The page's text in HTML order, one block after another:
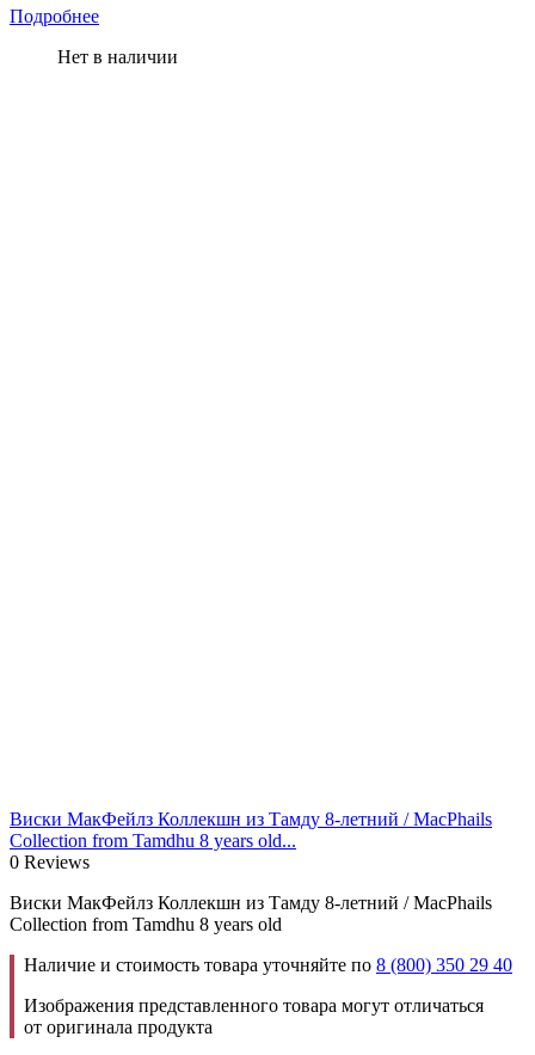
Подробнее
Нет в наличии
Виски МакФейлз Коллекшн из Тамду 8-летний / MacPhails
Collection from Tamdhu 8 years old...
0 Reviews
Виски МакФейлз Коллекшн из Тамду 8-летний / MacPhails
Collection from Tamdhu 8 years old
Наличие и стоимость товара уточняйте по 8 (800) 350 29 40
Изображения представленного товара могут отличаться
от оригинала продукта